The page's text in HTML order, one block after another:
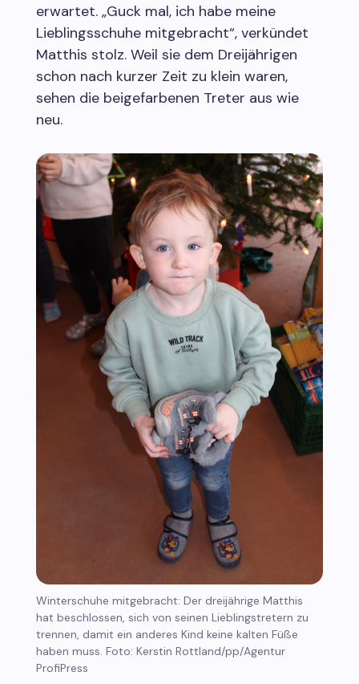
erwartet. „Guck mal, ich habe meine
Lieblingsschuhe mitgebracht“, verkündet
Matthis stolz. Weil sie dem Dreijährigen
schon nach kurzer Zeit zu klein waren,
sehen die beigefarbenen Treter aus wie
neu.
Winterschuhe mitgebracht: Der dreijährige Matthis
hat beschlossen, sich von seinen Lieblingstretern zu
trennen, damit ein anderes Kind keine kalten Füße
haben muss. Foto: Kerstin Rottland/pp/Agentur
ProfiPress